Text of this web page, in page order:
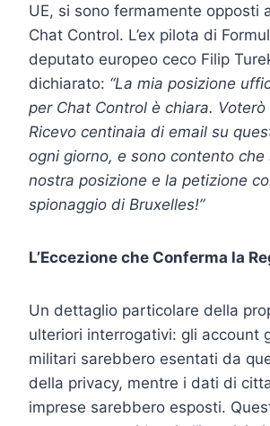
UE, si sono fermamente opposti
Chat Control. L’ex pilota di
deputato europeo ceco Filip
dichiarato: “La mia posizione
per Chat Control è chiara. Voterò
Ricevo centinaia di email su
ogni giorno, e sono contento che
nostra posizione e la petizione
spionaggio di Bruxelles!”
L’Eccezione che Conferma la
Un dettaglio particolare della
ulteriori interrogativi: gli account
militari sarebbero esentati da
della privacy, mentre i dati di
imprese sarebbero esposti.